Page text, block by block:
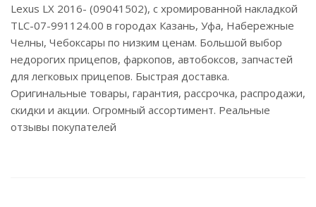
Lexus LX 2016- (09041502), с хромированной накладкой
TLC-07-991124.00 в городах Казань, Уфа, Набережные
Челны, Чебоксары по низким ценам. Большой выбор
недорогих прицепов, фаркопов, автобоксов, запчастей
для легковых прицепов. Быстрая доставка.
Оригинальные товары, гарантия, рассрочка, распродажи,
скидки и акции. Огромный ассортимент. Реальные
отзывы покупателей